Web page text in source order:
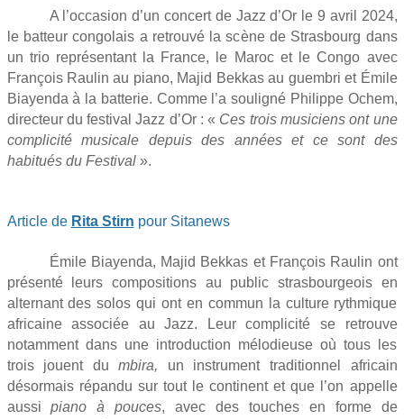
A l’occasion d’un concert de Jazz d’Or le 9 avril 2024,
le batteur congolais a retrouvé la scène de Strasbourg dans
un trio représentant la France, le Maroc et le Congo avec
François Raulin au piano, Majid Bekkas au guembri et Émile
Biayenda à la batterie. Comme l’a souligné Philippe Ochem,
directeur du festival Jazz d’Or : « Ces trois musiciens ont une
complicité musicale depuis des années et ce sont des
habitués du Festival».
Article de Rita Stirn pour Sitanews
Émile Biayenda, Majid Bekkas et François Raulin ont
présenté leurs compositions au public strasbourgeois en
alternant des solos qui ont en commun la culture rythmique
africaine associée au Jazz. Leur complicité se retrouve
notamment dans une introduction mélodieuse où tous les
trois jouent dumbira, un instrument traditionnel africain
désormais répandu sur tout le continent et que l’on appelle
aussipiano à pouces, avec des touches en forme de